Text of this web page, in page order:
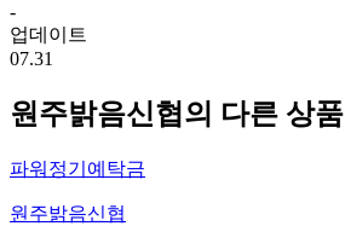
-
업데이트
07.31
원주밝음신협의 다른 상품
파워정기예탁금
원주밝음신협